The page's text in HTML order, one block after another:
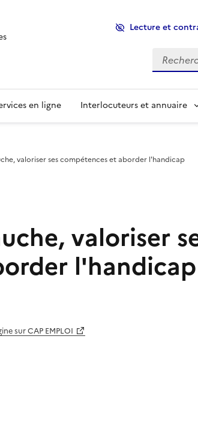
Lecture et
en ligne Interlocuteurs et annuaire
valoriser ses compétences et aborder l'handicap
valoriser
l'handicap
sur CAP EMPLOI